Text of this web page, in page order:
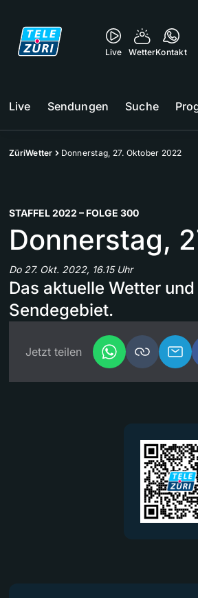
Live WetterKontakt
Live Sendungen Suche
ZüriWetter Donnerstag, 27. Oktober 2022
STAFFEL 2022 – FOLGE 300
Donnerstag,
Do 27. Okt. 2022, 16.15 Uhr
Das aktuelle Wetter
Sendegebiet.
Jetzt teilen